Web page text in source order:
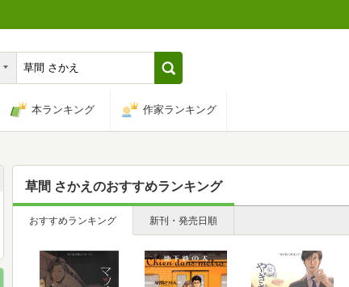
本ランキング 作家ランキング
草間 さかえ のおすすめランキング
おすすめランキング 新刊・発売日順